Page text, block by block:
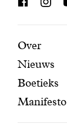
pagina's
Over
Nieuws
Boetieks
Manifesto